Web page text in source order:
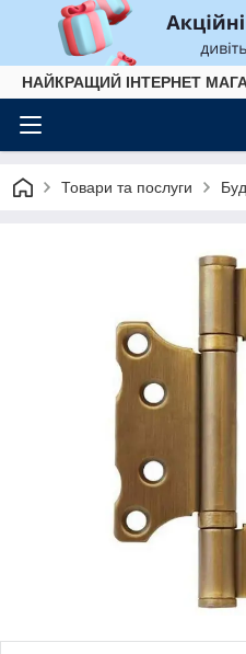
НАЙКРАЩИЙ ІНТЕРНЕТ
Товари та послуги